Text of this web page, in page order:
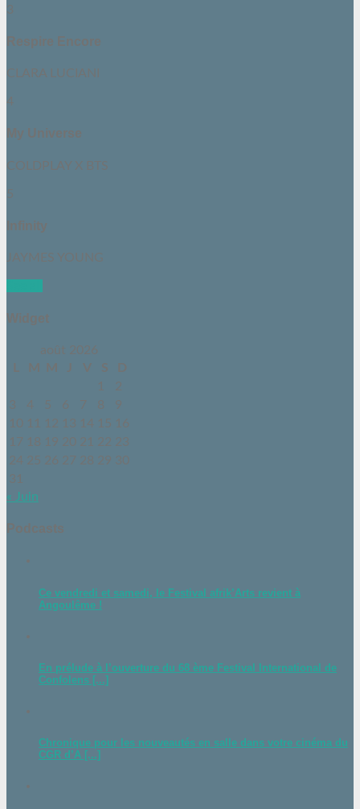
3
Respire Encore
CLARA LUCIANI
4
My Universe
COLDPLAY X BTS
5
Infinity
JAYMES YOUNG
Widget
août 2026
M M V S
D
1
2
3
4 5 6 7 8
9
10 11 12 13 14 15 16
17 18 19 20 21 22 23
24
25 26 27 28 29 30
31
« Juin
Podcasts
Ce vendredi et samedi, le Festival afrik’Arts revient à
Angoulême !
En prélude à l’ouverture du 68 ème Festival International de
Confolens [...]
Chronique pour les nouveautés en salle dans votre cinéma du
CGR d’A [...]